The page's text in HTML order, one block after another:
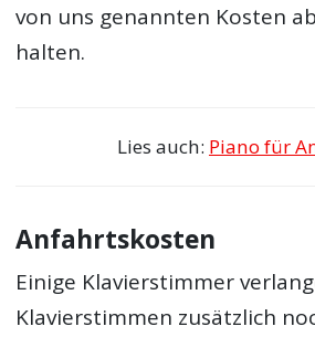
von uns genannten Kosten
halten.
Lies auch: Piano für
Anfahrtskosten
Einige Klavierstimmer
Klavierstimmen zusätzlich